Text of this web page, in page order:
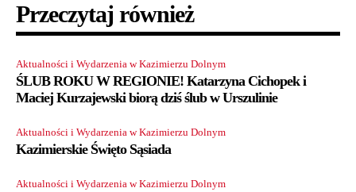
Przeczytaj również
Aktualności i Wydarzenia w Kazimierzu Dolnym
ŚLUB ROKU W REGIONIE! Katarzyna Cichopek i
Maciej Kurzajewski biorą dziś ślub w Urszulinie
Aktualności i Wydarzenia w Kazimierzu Dolnym
Kazimierskie Święto Sąsiada
Aktualności i Wydarzenia w Kazimierzu Dolnym